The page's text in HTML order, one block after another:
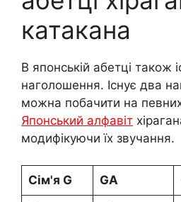
катакана
В японській абетці також
наголошення. Існує два
можна побачити на певних
Японський алфавіт
модифікуючи їх звучання.
Сім'я G GA